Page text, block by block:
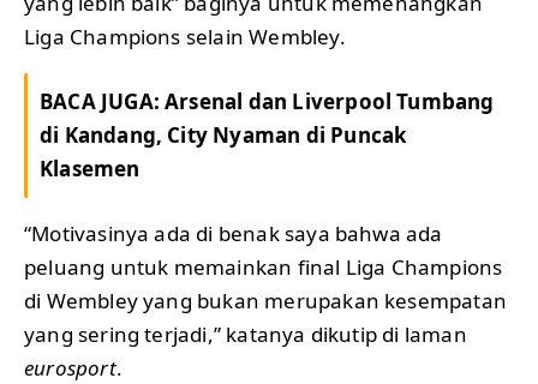
Liga Champions selain Wembley.
BACA JUGA:Arsenal dan Liverpool Tumbang
di Kandang, City Nyaman di Puncak
Klasemen
“Motivasinya ada di benak saya bahwa ada
peluang untuk memainkan final Liga Champions
di Wembley yang bukan merupakan kesempatan
yang sering terjadi,” katanya dikutip di laman
eurosport.